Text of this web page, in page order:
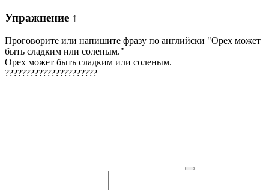
Упражнение ↑
Проговорите или напишите фразу по английски "Орех может
быть сладким или соленым."
Орех может быть сладким или соленым.
??????????????????????